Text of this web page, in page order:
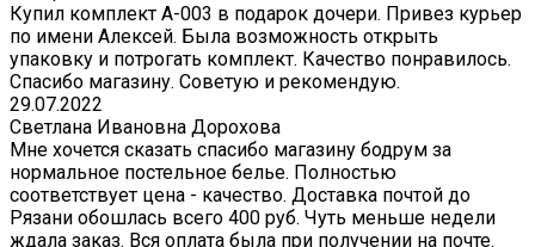
Купил комплект A-003 в подарок дочери. Привез курьер
по имени Алексей. Была возможность открыть
упаковку и потрогать комплект. Качество понравилось.
Спасибо магазину. Советую и рекомендую.
29.07.2022
Светлана Ивановна Дорохова
Мне хочется сказать спасибо магазину бодрум за
нормальное постельное белье. Полностью
соответствует цена - качество. Доставка почтой до
Рязани обошлась всего 400 руб. Чуть меньше недели
ждала заказ. Вся оплата была при получении на почте.